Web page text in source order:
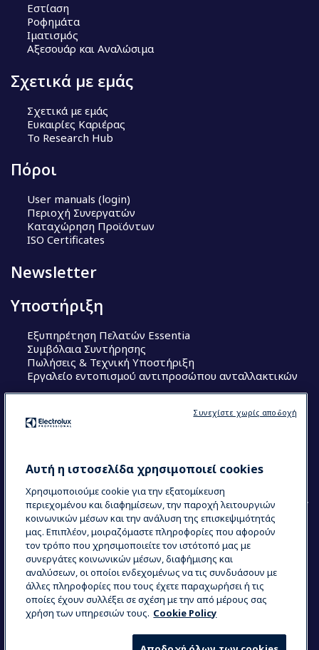
Εστίαση
Ροφημάτα
Ιματισμός
Αξεσουάρ και Αναλώσιμα
Σχετικά με εμάς
Σχετικά με εμάς
Ευκαιρίες Καριέρας
Το Research Hub
Πόροι
User manuals (login)
Περιοχή Συνεργατών
Καταχώρηση Προϊόντων
ISO Certificates
Newsletter
Υποστήριξη
Εξυπηρέτηση Πελατών Essentia
Συμβόλαια Συντήρησης
Πωλήσεις & Τεχνική Υποστήριξη
Εργαλείο εντοπισμού αντιπροσώπου ανταλλακτικών
Electrolux Professional Ακαδημία Chef
COUNTRY AND LANGUAGE
Η ΕΠΙΛΟΓΉ ΣΑΣ: ΕΛΛΗΝΙΚΆ
Data Privacy Statement
Cookie Policy
Όροι και προϋποθέσεις
Αυτή η ιστοσελίδα χρησιμοποιεί cookies
Χρησιμοποιούμε cookie για την εξατομίκευση
περιεχομένου και διαφημίσεων, την παροχή λειτουργιών
κοινωνικών μέσων και την ανάλυση της επισκεψιμότητάς
μας. Επιπλέον, μοιραζόμαστε πληροφορίες που αφορούν
τον τρόπο που χρησιμοποιείτε τον ιστότοπό μας με
συνεργάτες κοινωνικών μέσων, διαφήμισης και
αναλύσεων, οι οποίοι ενδεχομένως να τις συνδυάσουν με
άλλες πληροφορίες που τους έχετε παραχωρήσει ή τις
οποίες έχουν συλλέξει σε σχέση με την από μέρους σας
χρήση των υπηρεσιών τους. Cookie Policy
Συνεχίστε χωρίς αποδοχή